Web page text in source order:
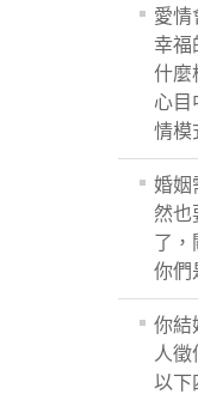
愛情
幸福
什麼
心目
情模
婚姻
然也
了，
你們
你結
人徵
以下